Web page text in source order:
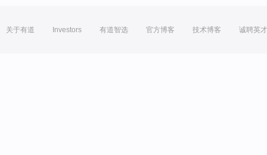
关于有道 Investors 有道智选 官方博客 技术博客 诚聘英才